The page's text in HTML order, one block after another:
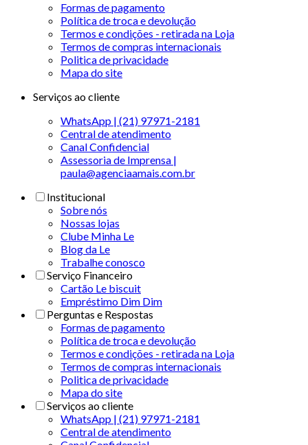
Formas de pagamento
Política de troca e devolução
Termos e condições - retirada na Loja
Termos de compras internacionais
Politica de privacidade
Mapa do site
Serviços ao cliente
WhatsApp | (21) 97971-2181
Central de atendimento
Canal Confidencial
Assessoria de Imprensa |
paula@agenciaamais.com.br
Institucional
Sobre nós
Nossas lojas
Clube Minha Le
Blog da Le
Trabalhe conosco
Serviço Financeiro
Cartão Le biscuit
Empréstimo Dim Dim
Perguntas e Respostas
Formas de pagamento
Política de troca e devolução
Termos e condições - retirada na Loja
Termos de compras internacionais
Politica de privacidade
Mapa do site
Serviços ao cliente
WhatsApp | (21) 97971-2181
Central de atendimento